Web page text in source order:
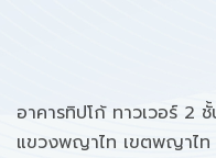
อาคารทิปโก้ ทาวเวอร์ 2
แขวงพญาไท เขตพญาไ